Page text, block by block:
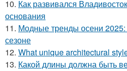
10. Как развивался
основания
11. Модные тренды осени 2025:
сезоне
12. What unique architectural
13. Какой длины должна быть